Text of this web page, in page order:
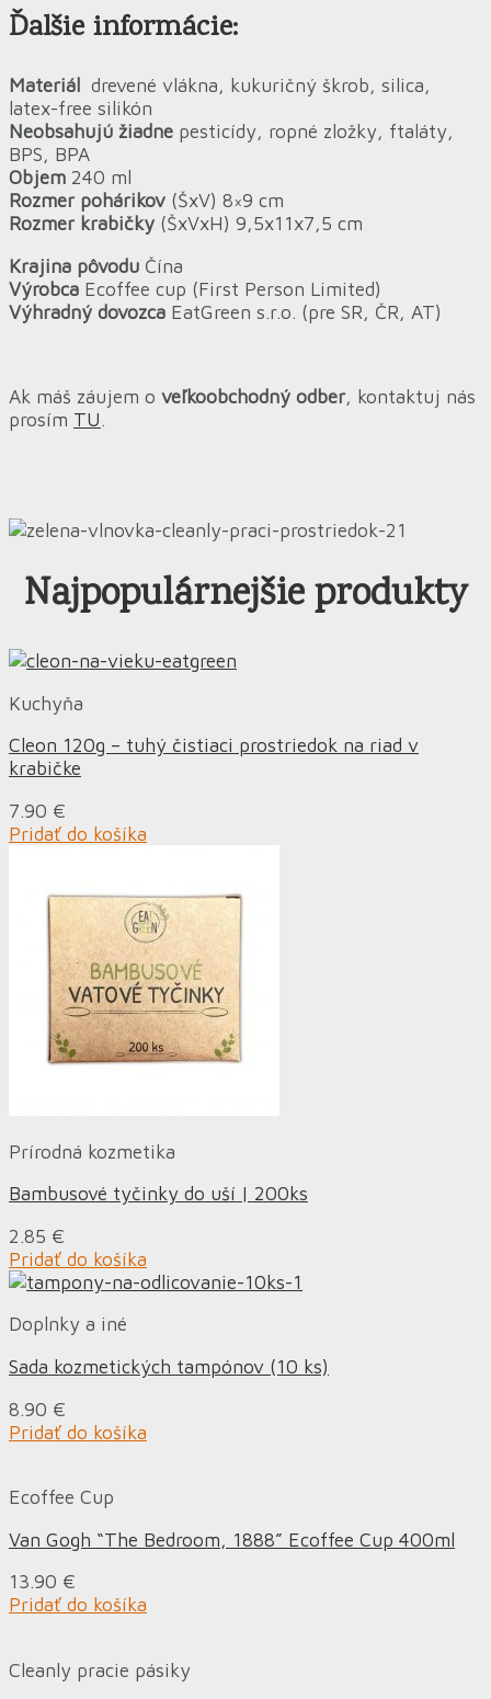
Ďalšie informácie:
Materiál drevené vlákna, kukuričný škrob, silica,
latex-free silikón
Neobsahujú žiadne pesticídy, ropné zložky, ftaláty,
BPS, BPA
Objem 240 ml
Rozmer pohárikov (ŠxV) 8×9 cm
Rozmer krabičky (ŠxVxH) 9,5x11x7,5 cm
Krajina pôvodu Čína
Výrobca Ecoffee cup (First Person Limited)
Výhradný dovozca EatGreen s.r.o. (pre SR, ČR, AT)
Ak máš záujem o veľkoobchodný odber, kontaktuj nás
prosím TU.
Najpopulárnejšie produkty
Kuchyňa
Cleon 120g – tuhý čistiaci prostriedok na riad v
krabičke
7.90 €
Pridať do košíka
Prírodná kozmetika
Bambusové tyčinky do uší | 200ks
2.85 €
Pridať do košíka
Doplnky a iné
Sada kozmetických tampónov (10 ks)
8.90 €
Pridať do košíka
Ecoffee Cup
Van Gogh “The Bedroom, 1888” Ecoffee Cup 400ml
13.90 €
Pridať do košíka
Cleanly pracie pásiky